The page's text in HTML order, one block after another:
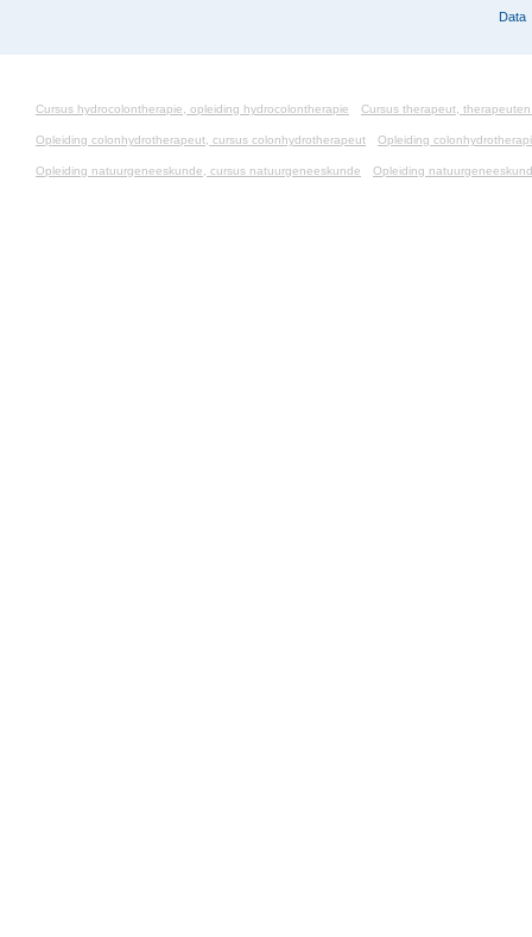
Cursus hydrocolontherapie, opleiding hydrocolontherapie Cursus therapeut,
Opleiding colonhydrotherapeut, cursus colonhydrotherapeut Opleiding
Opleiding natuurgeneeskunde, cursus natuurgeneeskunde Opleiding
Data